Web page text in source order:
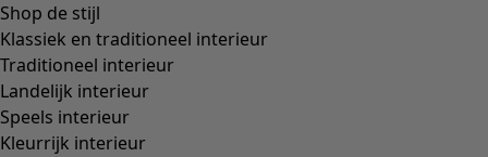
Shop de stijl
Klassiek en traditioneel interieur
Traditioneel interieur
Landelijk interieur
Speels interieur
Kleurrijk interieur